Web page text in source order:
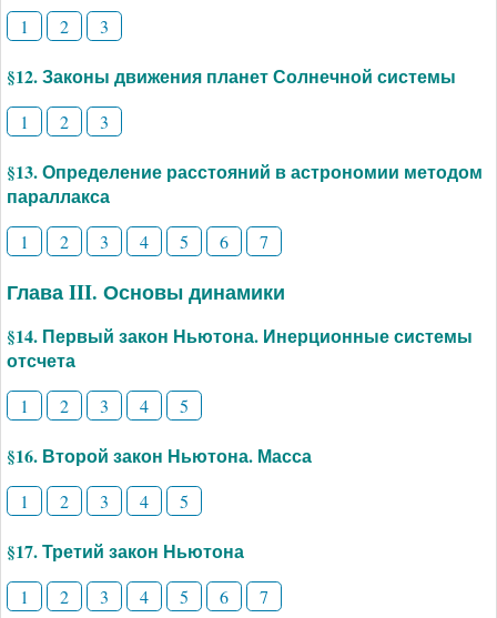
1 2 3
§12. Законы движения планет Солнечной системы
1 2 3
§13. Определение расстояний в астрономии методом
параллакса
1 2 3 4 5 6 7
Глава III. Основы динамики
§14. Первый закон Ньютона. Инерционные системы
отсчета
1 2 3 4 5
§16. Второй закон Ньютона. Масса
1 2 3 4 5
§17. Третий закон Ньютона
1 2 3 4 5 6 7